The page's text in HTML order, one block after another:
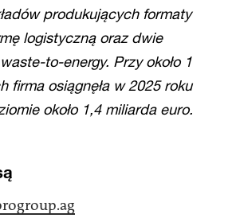
produkujących formaty
logistyczną oraz dwie
to-energy. Przy około 1
firma osiągnęła w 2025 roku
około 1,4 miliarda euro.